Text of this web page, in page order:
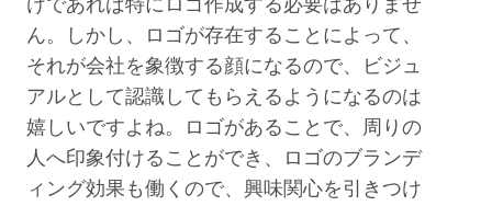
ん。しかし、ロゴが存在することによって、
それが会社を象徴する顔になるので、ビジュ
アルとして認識してもらえるようになるのは
嬉しいですよね。ロゴがあることで、周りの
人へ印象付けることができ、ロゴのブランデ
ィング効果も働くので、興味関心を引きつけ